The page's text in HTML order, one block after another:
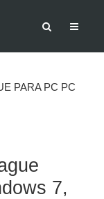
PARA PC PC
7,